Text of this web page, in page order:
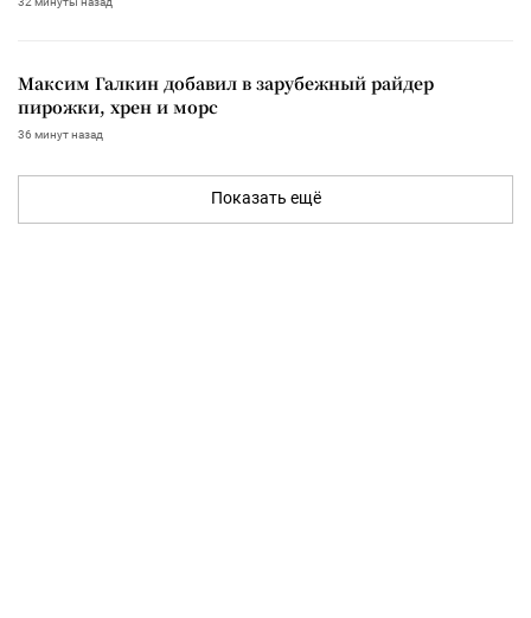
Максим Галкин добавил в зарубежный райдер
пирожки, хрен и морс
36 минут назад
Показать ещё